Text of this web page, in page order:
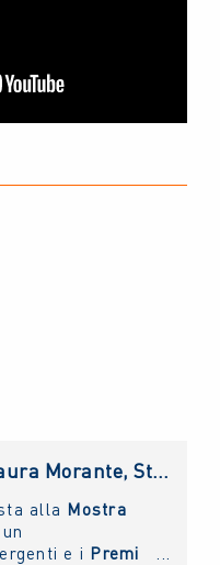
Mostra del Cinema: a Laura Morante, Stefania Rocca, Claudio Amendola e Sergio Rubini i Premi alla Carriera NUOVO IMAIE. Al Lido anche un riconoscimento ai giovani
alla Mostra
e i Premi